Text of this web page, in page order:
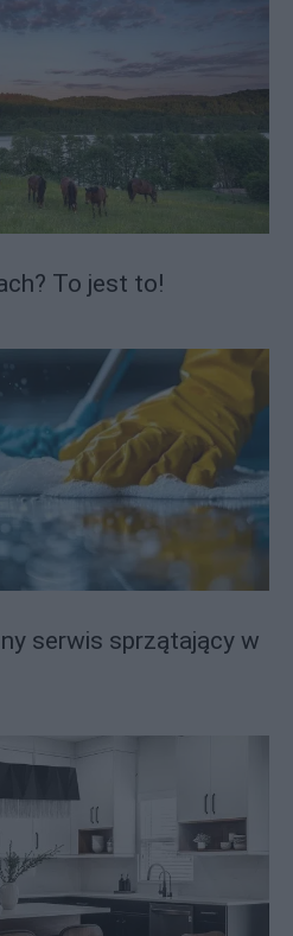
To jest to!
serwis sprzątający w